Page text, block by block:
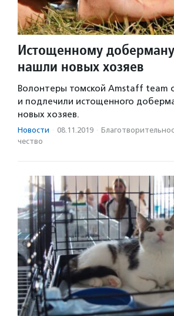
Истощенному
нашли новых хозяев
Волонтеры томской Amstaff team
и подлечили истощенного
новых хозяев.
Новости · 08.11.2019 ·
чест­во